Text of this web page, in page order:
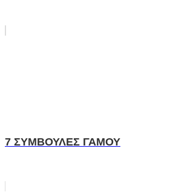
7 ΣΥΜΒΟΥΛΕΣ ΓΑΜΟΥ